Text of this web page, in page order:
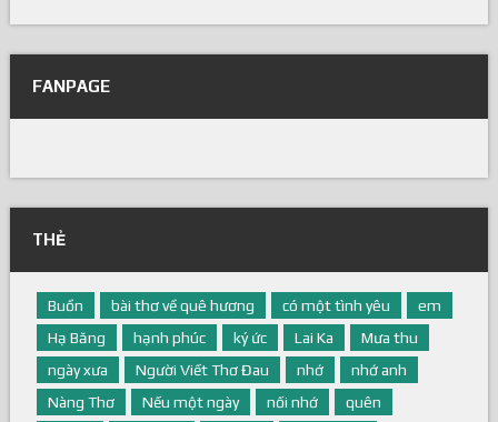
FANPAGE
THẺ
Buồn bài thơ về quê hương có một tình yêu
em
Hạ Băng
hạnh phúc ký ức Lai Ka
Mưa thu
ngày xưa
Người Viết Thơ Đau nhớ
nhớ anh
Nàng Thơ
Nếu một ngày nối nhớ
quên